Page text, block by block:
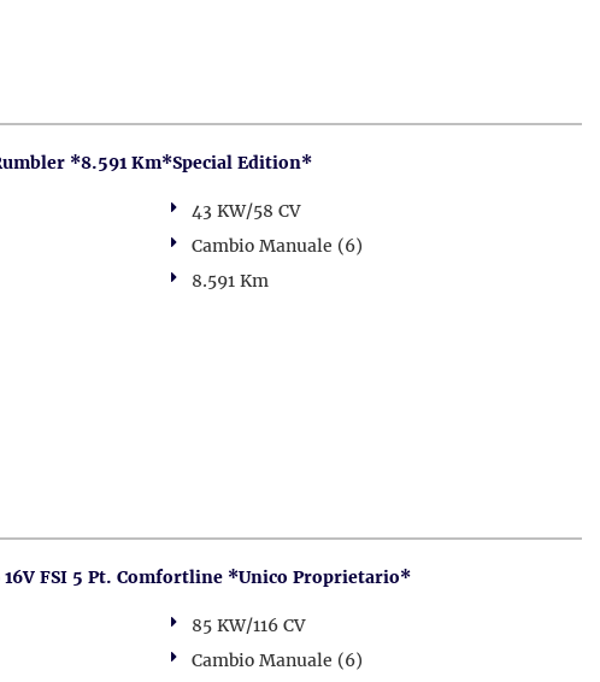
*8.591 Km*Special Edition*
43 KW/58 CV
Cambio Manuale (6)
8.591 Km
16V FSI 5 Pt. Comfortline *Unico Proprietario*
85 KW/116 CV
Cambio Manuale (6)